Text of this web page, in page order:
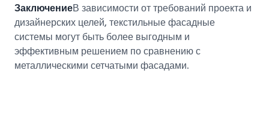
ЗаключениеВ зависимости от требований проекта и
дизайнерских целей, текстильные фасадные
системы могут быть более выгодным и
эффективным решением по сравнению с
металлическими сетчатыми фасадами.